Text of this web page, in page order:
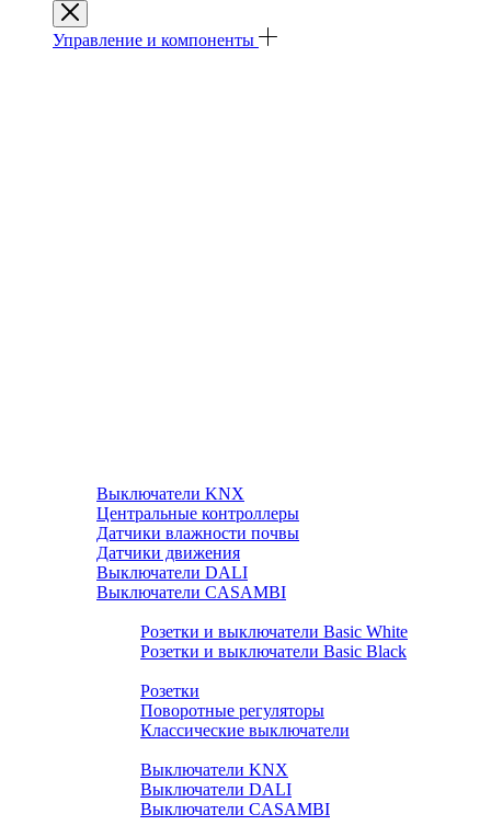
Управление и компоненты
Выключатели KNX
Центральные контроллеры
Датчики влажности почвы
Датчики движения
Выключатели DALI
Выключатели CASAMBI
Розетки и выключатели Basic White
Розетки и выключатели Basic Black
Розетки
Поворотные регуляторы
Классические выключатели
Выключатели KNX
Выключатели DALI
Выключатели CASAMBI